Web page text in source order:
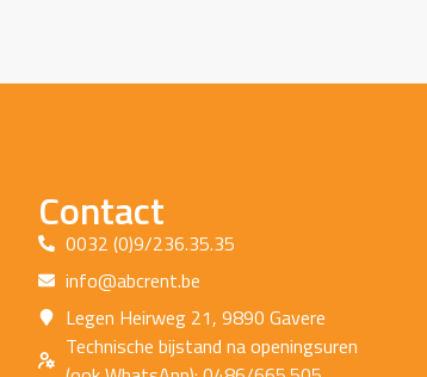
Contact
0032 (0)9/236.35.35
info@abcrent.be
Legen Heirweg 21, 9890 Gavere
Technische bijstand na openingsuren